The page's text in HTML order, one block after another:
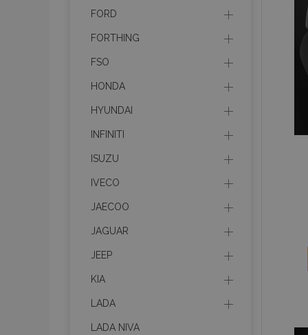
FORD
FORTHING
FSO
HONDA
HYUNDAI
INFINITI
ISUZU
IVECO
JAECOO
JAGUAR
JEEP
KIA
LADA
LADA NIVA
mage-cache-
section_data_ids